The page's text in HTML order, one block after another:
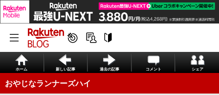
ホーム 新しい記事 過去の記事 コメント シェア
おやじなランナーズハイ